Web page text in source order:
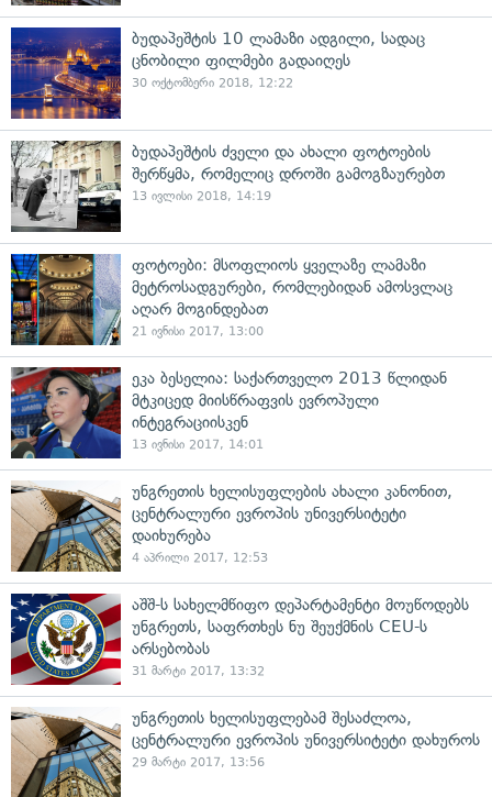
ბუდაპეშტის 10 ლამაზი ადგილი, სადაც
ცნობილი ფილმები გადაიღეს
30 ოქტომბერი 2018, 12:22
ბუდაპეშტის ძველი და ახალი ფოტოების
შერწყმა, რომელიც დროში გამოგზაურებთ
13 ივლისი 2018, 14:19
ფოტოები: მსოფლიოს ყველაზე ლამაზი
მეტროსადგურები, რომლებიდან ამოსვლაც
აღარ მოგინდებათ
21 ივნისი 2017, 13:00
ეკა ბესელია: საქართველო 2013 წლიდან
მტკიცედ მიისწრაფვის ევროპული
ინტეგრაციისკენ
13 ივნისი 2017, 14:01
უნგრეთის ხელისუფლების ახალი კანონით,
ცენტრალური ევროპის უნივერსიტეტი
დაიხურება
4 აპრილი 2017, 12:53
აშშ-ს სახელმწიფო დეპარტამენტი მოუწოდებს
უნგრეთს, საფრთხეს ნუ შეუქმნის CEU-ს
არსებობას
31 მარტი 2017, 13:32
უნგრეთის ხელისუფლებამ შესაძლოა,
ცენტრალური ევროპის უნივერსიტეტი დახუროს
29 მარტი 2017, 13:56